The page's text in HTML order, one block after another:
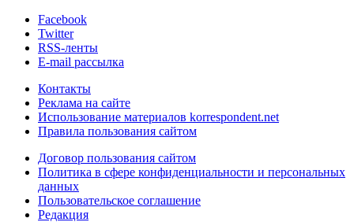
Facebook
Twitter
RSS-ленты
E-mail рассылка
Контакты
Реклама на сайте
Использование материалов korrespondent.net
Правила пользования сайтом
Договор пользования сайтом
Политика в сфере конфиденциальности и персональных
данных
Пользовательское соглашение
Редакция